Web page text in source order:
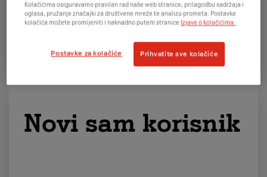
Želim znati
Novi sam korisnik
Kolačićima osiguravamo pravilan rad naše web stranice, prilagodbu sadržaja i
oglasa, pružanje značajki za društvene mreže te analizu prometa. Postavke
kolačića možete promijeniti i naknadno putem stranice Izjave o kolačićima.
Postavke za kolačiće Prihvatite sve kolačiće